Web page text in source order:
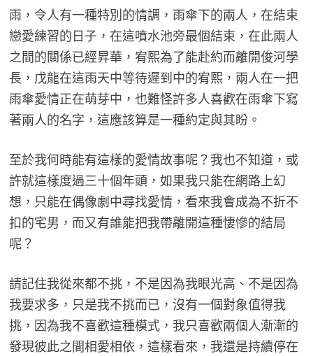
雨，令人有一種特別的情調，雨傘下的兩人，在結束
戀愛練習的日子，在這噴水池旁最個結束，在此兩人
之間的關係已經昇華，宥熙為了能赴約而離開俊河學
長，戊龍在這雨天中等待遲到中的宥熙，兩人在一把
雨傘愛情正在萌芽中，也難怪許多人喜歡在雨傘下寫
著兩人的名字，這應該算是一種約定與其盼。
至於我何時能有這樣的愛情故事呢？我也不知道，或
許就這樣度過三十個年頭，如果我只能在網路上幻
想，只能在偶像劇中尋找愛情，看來我會成為不折不
扣的宅男，而又有誰能把我帶離開這種悽慘的結局
呢？
請記住我從來都不挑，不是因為我眼光高、不是因為
我要求多，只是我不挑而已，沒有一個對象值得我
挑，因為我不喜歡這種模式，我只喜歡兩個人漸漸的
發現彼此之間相愛相依，這樣看來，我還是持續停在